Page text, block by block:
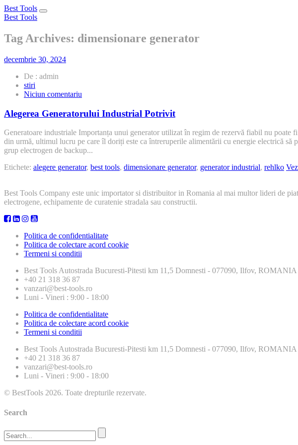
Best Tools
Toggle
Best Tools
Tag Archives: dimensionare generator
decembrie 30, 2024
De : admin
stiri
Niciun comentariu
Generatorului
Industrial
Potrivit
Alegerea Generatorului Industrial Potrivit
Generatoare industriale Importanța unui generator utilizat în regim de rezervă fiabil nu poate
din urmă, ultimul lucru pe care îl doriți este ca întreruperile alimentării cu energie electrică să
grup electrogen de backup...
Etichete: alegere generator, best tools, dimensionare generator, generator industrial, rehlko
Best Tools Company este unic importator si distribuitor in Romania al mai multor lideri de
electrogene, echipamente de curatenie stradala sau constructii.
Politica de confidentialitate
Politica de colectare acord cookie
Termeni si conditii
Best Tools Autostrada Bucuresti-Pitesti km 11,5 Domnesti - 077090, Ilfov, ROMANIA
+40 21 318 36 87
vanzari@best-tools.ro
Luni - Vineri : 9:00 - 18:00
Politica de confidentialitate
Politica de colectare acord cookie
Termeni si conditii
Best Tools Autostrada Bucuresti-Pitesti km 11,5 Domnesti - 077090, Ilfov, ROMANIA
+40 21 318 36 87
vanzari@best-tools.ro
Luni - Vineri : 9:00 - 18:00
© BestTools 2026. Toate drepturile rezervate.
Search